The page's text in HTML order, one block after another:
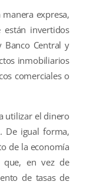
expresa,
invertidos
Banco Central y
inmobiliarios
comerciales o
utilizar el dinero
De igual forma,
de la economía
que, en vez de
de tasas de